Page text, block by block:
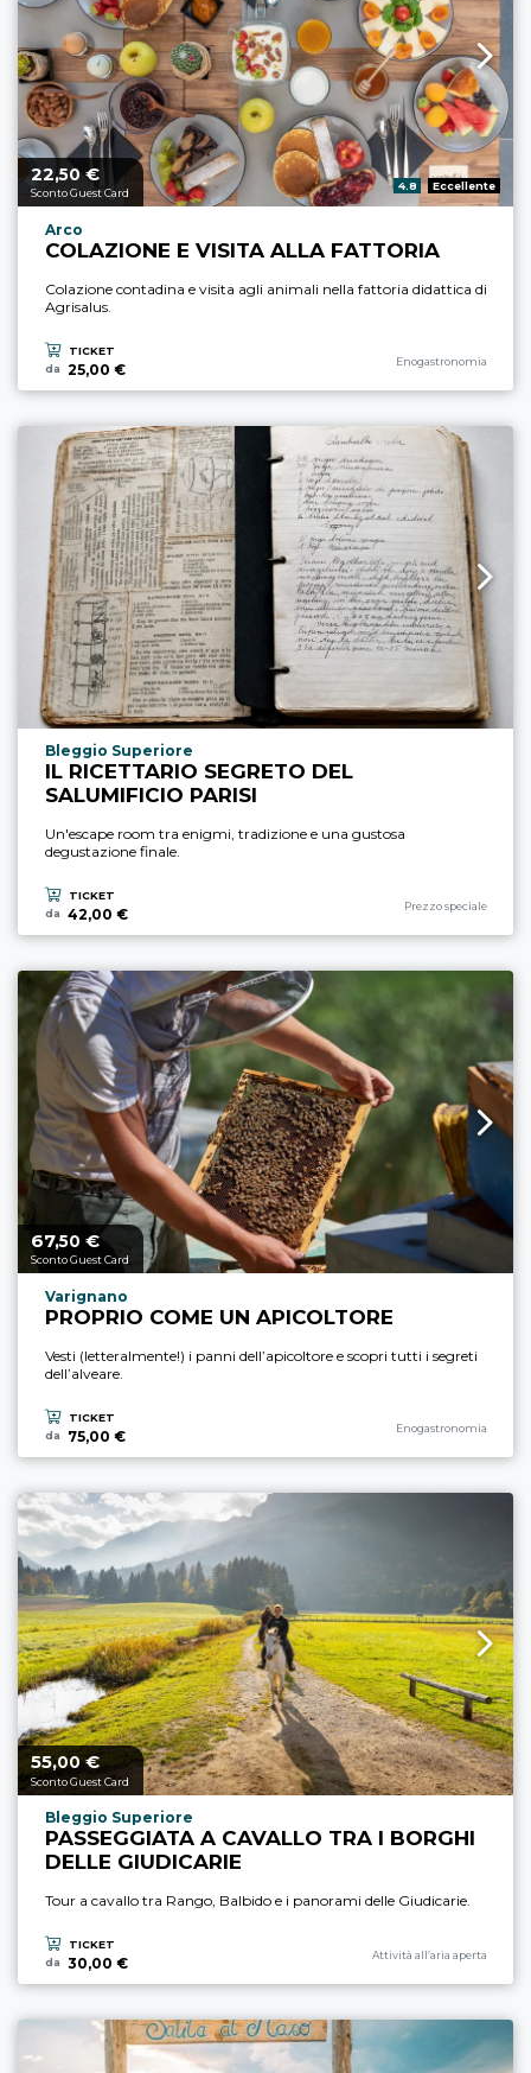
Prezzo a partire da
22,50 €
Sconto Guest Card
Valutazione:
4.8 Eccellente
Località esperienza
Arco
COLAZIONE E VISITA ALLA FATTORIA
Colazione contadina e visita agli animali nella fattoria didattica di
Agrisalus.
TICKET
da
25,00 €
Categoria esperienza
Enogastronomia
Località esperienza
Bleggio Superiore
IL RICETTARIO SEGRETO DEL
SALUMIFICIO PARISI
Un'escape room tra enigmi, tradizione e una gustosa
degustazione finale.
TICKET
da
42,00 €
Categoria esperienza
Prezzo speciale
Prezzo a partire da
67,50 €
Sconto Guest Card
Località esperienza
Varignano
PROPRIO COME UN APICOLTORE
Vesti (letteralmente!) i panni dell’apicoltore e scopri tutti i segreti
dell’alveare.
TICKET
da
75,00 €
Categoria esperienza
Enogastronomia
Prezzo a partire da
55,00€
Sconto Guest Card
Località esperienza
Bleggio Superiore
PASSEGGIATA A CAVALLO TRA I BORGHI
DELLE GIUDICARIE
Tour a cavallo tra Rango, Balbido e i panorami delle Giudicarie.
TICKET
da
30,00 €
Categoria esperienza
Attività all’aria aperta